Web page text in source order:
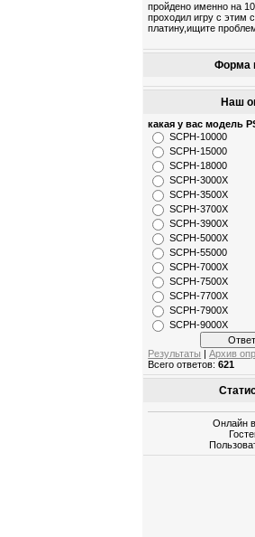
пройдено именно на
проходил игру с этим
платину,ищите
Форма
Наш
какая у вас модель
SCPH-10000
SCPH-15000
SCPH-18000
SCPH-3000X
SCPH-3500X
SCPH-3700X
SCPH-3900X
SCPH-5000X
SCPH-55000
SCPH-7000X
SCPH-7500X
SCPH-7700X
SCPH-7900X
SCPH-9000X
Результаты |Архив
Всего ответов:621
Онлайн